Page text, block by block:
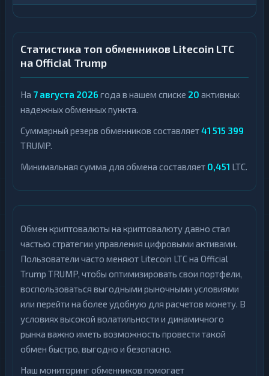
Статистика топ обменников Litecoin LTC
на Official Trump
На 7 августа 2026 года в нашем списке 20 активных
надежных обменных пункта.
Суммарный резерв обменников составляет41 515 399
TRUMP.
Минимальная сумма для обмена составляет 0,451 LTC.
Обмен криптовалюты на криптовалюту давно стал
частью стратегии управления цифровыми активами.
Пользователи часто меняют Litecoin LTC на Official
Trump TRUMP, чтобы оптимизировать свои портфели,
воспользоваться выгодными рыночными условиями
или перейти на более удобную для расчетов монету. В
условиях высокой волатильности и динамичного
рынка важно иметь возможность провести такой
обмен быстро, выгодно и безопасно.
Наш мониторинг обменников помогает